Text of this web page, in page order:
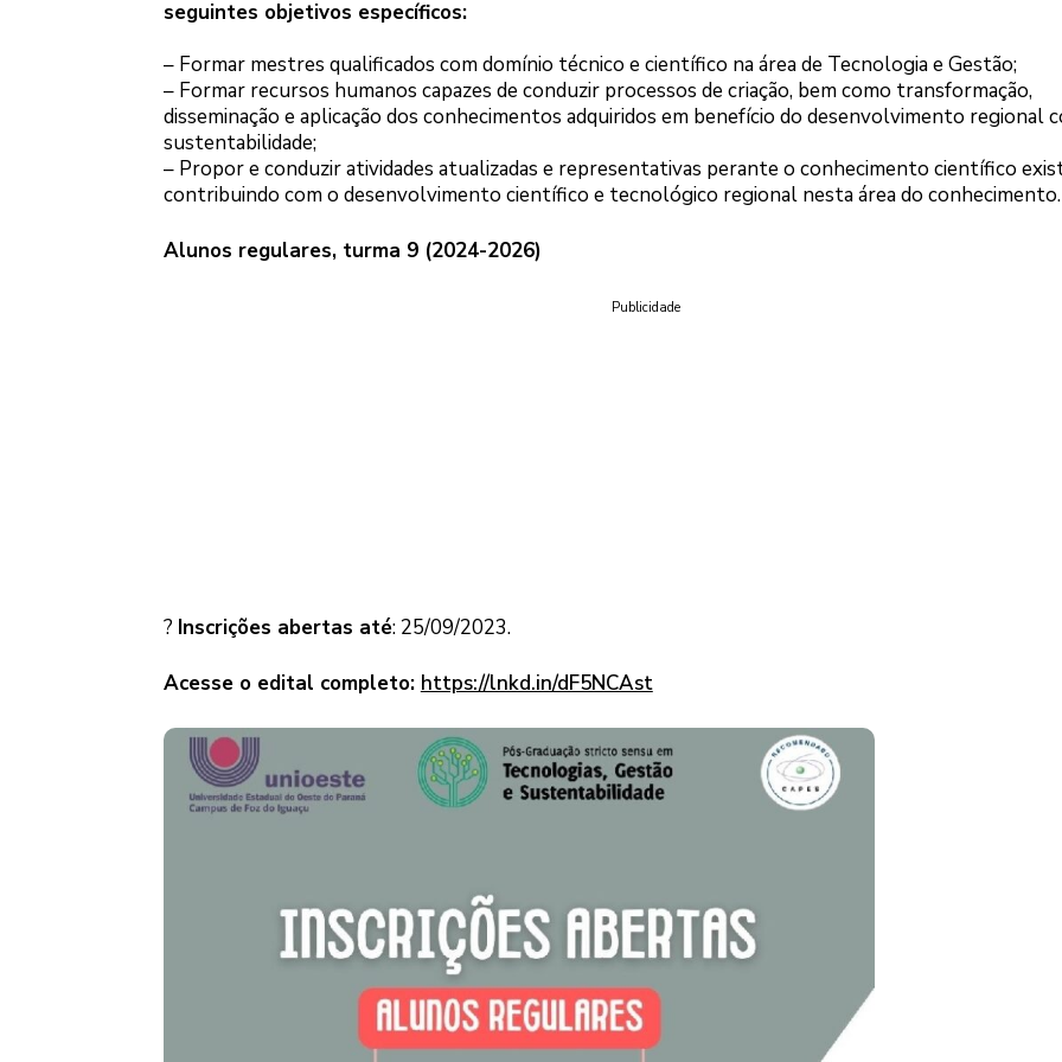
seguintes objetivos específicos:
– Formar mestres qualificados com domínio técnico e científico na área de Tecnologia e Gestão;
– Formar recursos humanos capazes de conduzir processos de criação, bem como transformação,
disseminação e aplicação dos conhecimentos adquiridos em benefício do desenvolvimento regional
sustentabilidade;
– Propor e conduzir atividades atualizadas e representativas perante o conhecimento científico
contribuindo com o desenvolvimento científico e tecnológico regional nesta área do conhecimento.
Alunos regulares, turma 9 (2024-2026)
Publicidade
? Inscrições abertas até: 25/09/2023.
Acesse o edital completo: https://lnkd.in/dF5NCAst